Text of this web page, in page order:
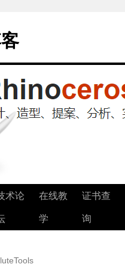
术论 在线教
学
证书查
询